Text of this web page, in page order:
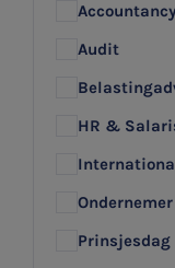
Audit
HR &
Prinsjesdag